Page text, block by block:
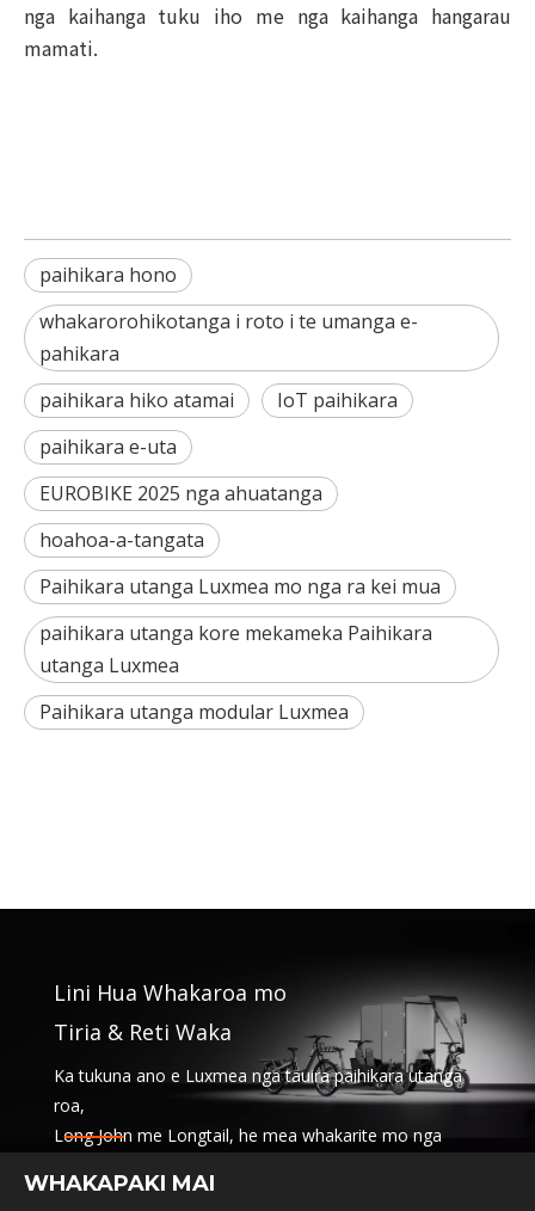
nga kaihanga tuku iho me nga kaihanga hangarau
mamati.
paihikara hono
whakarorohikotanga i roto i te umanga e-
pahikara
paihikara hiko atamai
IoT paihikara
paihikara e-uta
EUROBIKE 2025 nga ahuatanga
hoahoa-a-tangata
Paihikara utanga Luxmea mo nga ra kei mua
paihikara utanga kore mekameka Paihikara
utanga Luxmea
Paihikara utanga modular Luxmea
Lini Hua Whakaroa mo
Tiria & Reti Waka
Ka tukuna ano e Luxmea nga tauira paihikara utanga
roa,
Long John me Longtail, he mea whakarite mo nga
ratonga tiritiri me nga waka reti. Ko enei otinga ka
WHAKAPAKI MAI